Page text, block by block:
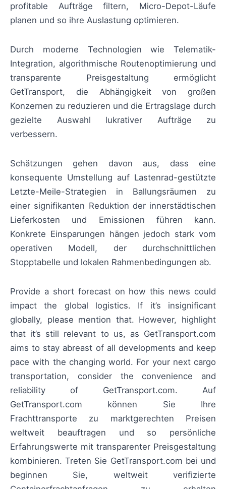
profitable Aufträge filtern, Micro-Depot-Läufe
planen und so ihre Auslastung optimieren.
Durch moderne Technologien wie Telematik-
Integration, algorithmische Routenoptimierung und
transparente Preisgestaltung ermöglicht
GetTransport, die Abhängigkeit von großen
Konzernen zu reduzieren und die Ertragslage durch
gezielte Auswahl lukrativer Aufträge zu
verbessern.
Schätzungen gehen davon aus, dass eine
konsequente Umstellung auf Lastenrad-gestützte
Letzte-Meile-Strategien in Ballungsräumen zu
einer signifikanten Reduktion der innerstädtischen
Lieferkosten und Emissionen führen kann.
Konkrete Einsparungen hängen jedoch stark vom
operativen Modell, der durchschnittlichen
Stopptabelle und lokalen Rahmenbedingungen ab.
Provide a short forecast on how this news could
impact the global logistics. If it’s insignificant
globally, please mention that. However, highlight
that it’s still relevant to us, as GetTransport.com
aims to stay abreast of all developments and keep
pace with the changing world. For your next cargo
transportation, consider the convenience and
reliability of GetTransport.com. Auf
GetTransport.com können Sie Ihre
Frachttransporte zu marktgerechten Preisen
weltweit beauftragen und so persönliche
Erfahrungswerte mit transparenter Preisgestaltung
kombinieren. Treten Sie GetTransport.com bei und
beginnen Sie, weltweit verifizierte